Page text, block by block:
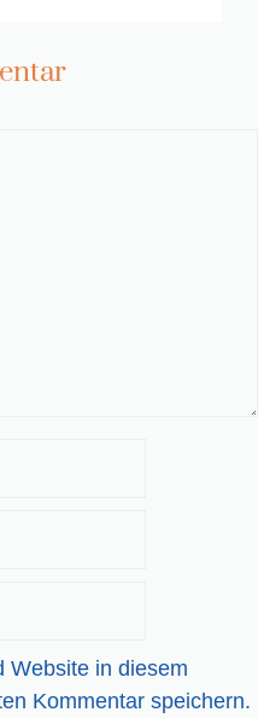
Website in diesem
Kommentar speichern.